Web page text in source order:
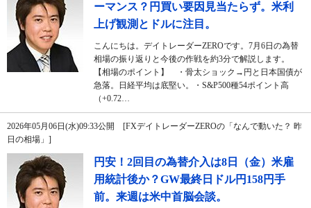
ーマンス？円買い要因見当たらず。米利
上げ観測とドルに注目。
こんにちは。デイトレーダーZEROです。7月6日の為替
相場の振り返りと今後の作戦を約3分で解説します。
【相場のポイント】 ・骨太ショック→円と日本国債が
急落。日経平均は底堅い。・S&P500種54ポイント高
（+0.72…
2026年05月06日(水)09:33公開 [FXデイトレーダーZEROの「なんで動いた？ 昨
日の相場」]
円安！2回目の為替介入は8日（金）米雇
用統計後か？GW最終日ドル円158円手
前。来週は米中首脳会談。